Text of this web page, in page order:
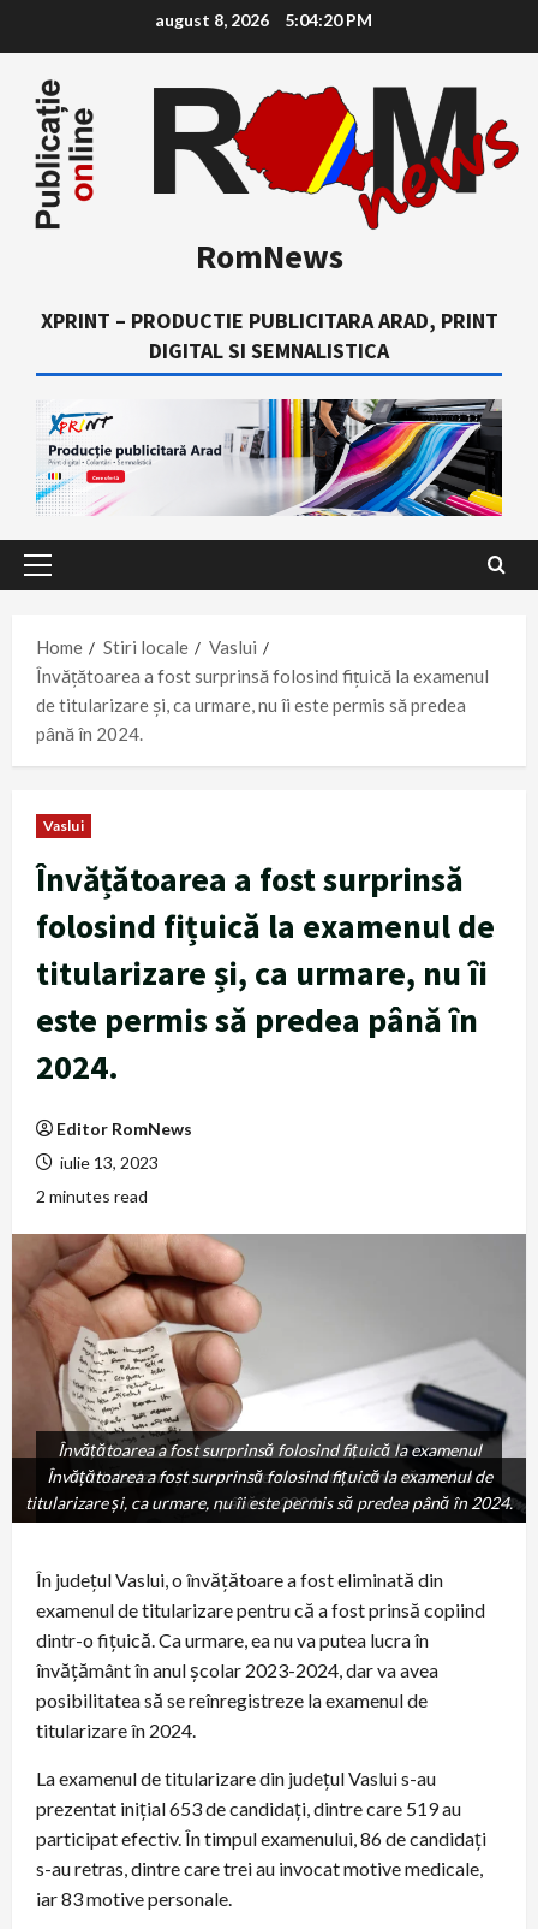
content
august 8, 2026 5:04:21 PM
RomNews
XPRINT – PRODUCTIE PUBLICITARA ARAD, PRINT
DIGITAL SI SEMNALISTICA
Primary
Home
Stiri locale
Vaslui
Învățătoarea a fost surprinsă folosind fițuică la examenul
de titularizare și, ca urmare, nu îi este permis să predea
până în 2024.
Vaslui
Învățătoarea a fost surprinsă
folosind fițuică la examenul de
titularizare și, ca urmare, nu îi
este permis să predea până în
2024.
Editor RomNews
iulie 13, 2023
2 minutes read
Învățătoarea a fost surprinsă folosind fițuică la examenul
de titularizare și, ca urmare, nu îi este permis să predea
până în 2024.
Învățătoarea a fost surprinsă folosind fițuică la examenul de
titularizare și, ca urmare, nu îi este permis să predea până în 2024.
În județul Vaslui, o învățătoare a fost eliminată din
examenul de titularizare pentru că a fost prinsă copiind
dintr-o fițuică. Ca urmare, ea nu va putea lucra în
învățământ în anul școlar 2023-2024, dar va avea
posibilitatea să se reînregistreze la examenul de
titularizare în 2024.
La examenul de titularizare din județul Vaslui s-au
prezentat inițial 653 de candidați, dintre care 519 au
participat efectiv. În timpul examenului, 86 de candidați
s-au retras, dintre care trei au invocat motive medicale,
iar 83 motive personale.